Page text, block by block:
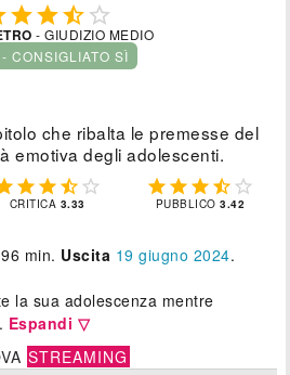
 
- GIUDIZIO MEDIO
- CONSIGLIATO SÌ
che ribalta le premesse del
emotiva degli adolescenti.
   
CRITICA 3.33
    
PUBBLICO3.42
min. Uscita 19 giugno 2024.
la sua adolescenza mentre
Espandi ▽
STREAMING